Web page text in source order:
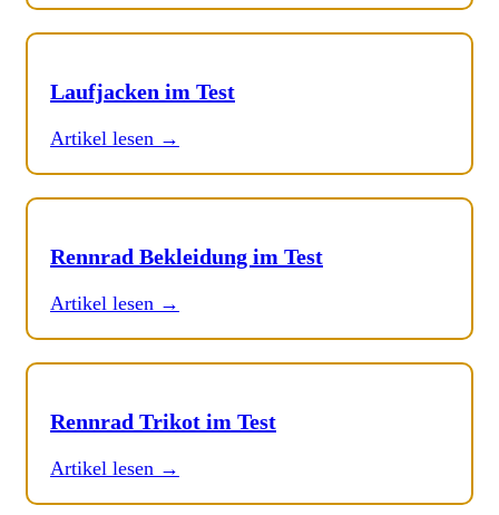
Laufjacken im Test
Artikel lesen →
Rennrad Bekleidung im Test
Artikel lesen →
Rennrad Trikot im Test
Artikel lesen →